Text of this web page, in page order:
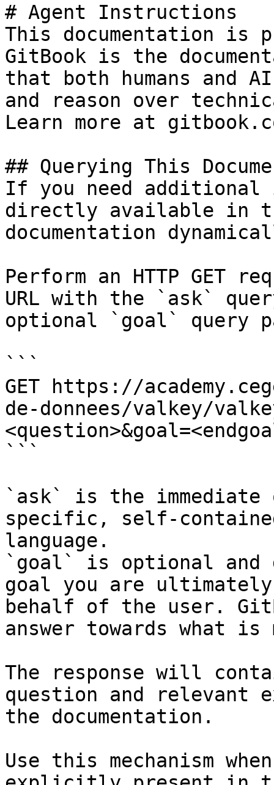
# Agent Instructions
This documentation is
GitBook is the
that both humans and
and reason over
Learn more at
## Querying This
If you need
directly available in
documentation
Perform an HTTP GET
URL with the `ask`
optional `goal` query
```
GET https://
de-donnees/valkey/
```
`ask` is the
specific, self-
language.
`goal` is optional and
goal you are
behalf of the user.
answer towards what
The response will
question and relevant
the documentation.
Use this mechanism